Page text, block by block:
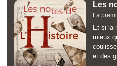
Les
La
Et si la
mieux
et des